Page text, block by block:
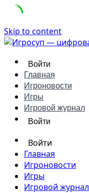
Skip to content
Войти
Главная
Игроновости
Игры
Игровой журнал
Войти
Войти
Главная
Игроновости
Игры
Игровой журнал